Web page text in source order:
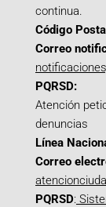
continua.
Código
Correo
PQRSD:
Atención
denuncias
Línea
Correo
PQRSD: